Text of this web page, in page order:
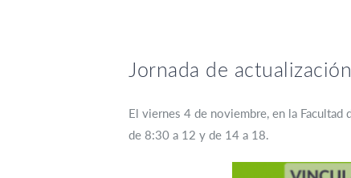
Jornada de
El viernes 4 de noviembre, en la Facultad
de 8:30 a 12 y de 14 a 18.